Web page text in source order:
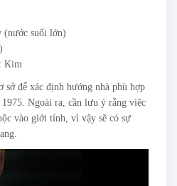
(nước suối lớn)
Kim
sở để xác định hướng nhà phù hợp
Ngoài ra, cần lưu ý rằng việc
vào giới tính, vì vậy sẽ có sự